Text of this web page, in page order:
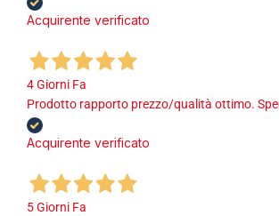
Acquirente verificato
4 Giorni Fa
Prodotto rapporto prezzo/qualità ottimo.
Acquirente verificato
5 Giorni Fa